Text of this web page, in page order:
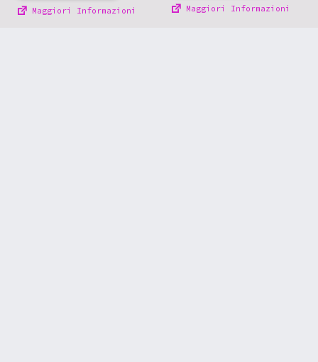
Maggiori Informazioni Maggiori Informazioni